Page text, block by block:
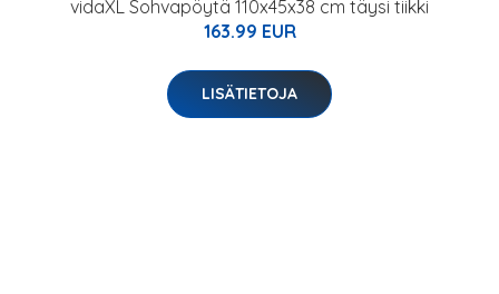
vidaXL Sohvapöytä 110x45x38 cm täysi tiikki
163.99 EUR
LISÄTIETOJA